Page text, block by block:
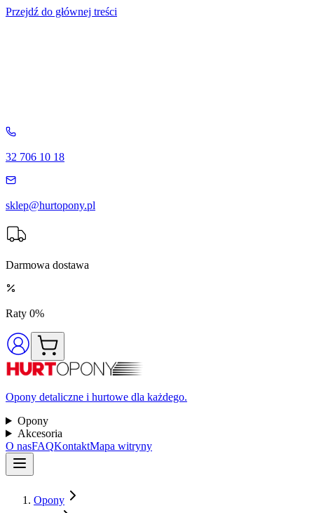
Przejdź do głównej treści
32 706 10 18
sklep@hurtopony.pl
Darmowa dostawa
Raty 0%
Opony detaliczne i hurtowe dla każdego.
Opony
Akcesoria
O nasFAQKontaktMapa witryny
Opony